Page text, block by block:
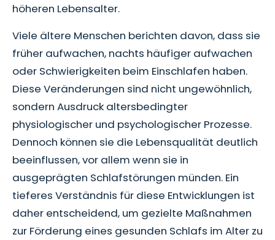
höheren Lebensalter.
Viele ältere Menschen berichten davon, dass sie
früher aufwachen, nachts häufiger aufwachen
oder Schwierigkeiten beim Einschlafen haben.
Diese Veränderungen sind nicht ungewöhnlich,
sondern Ausdruck altersbedingter
physiologischer und psychologischer Prozesse.
Dennoch können sie die Lebensqualität deutlich
beeinflussen, vor allem wenn sie in
ausgeprägten Schlafstörungen münden. Ein
tieferes Verständnis für diese Entwicklungen ist
daher entscheidend, um gezielte Maßnahmen
zur Förderung eines gesunden Schlafs im Alter zu